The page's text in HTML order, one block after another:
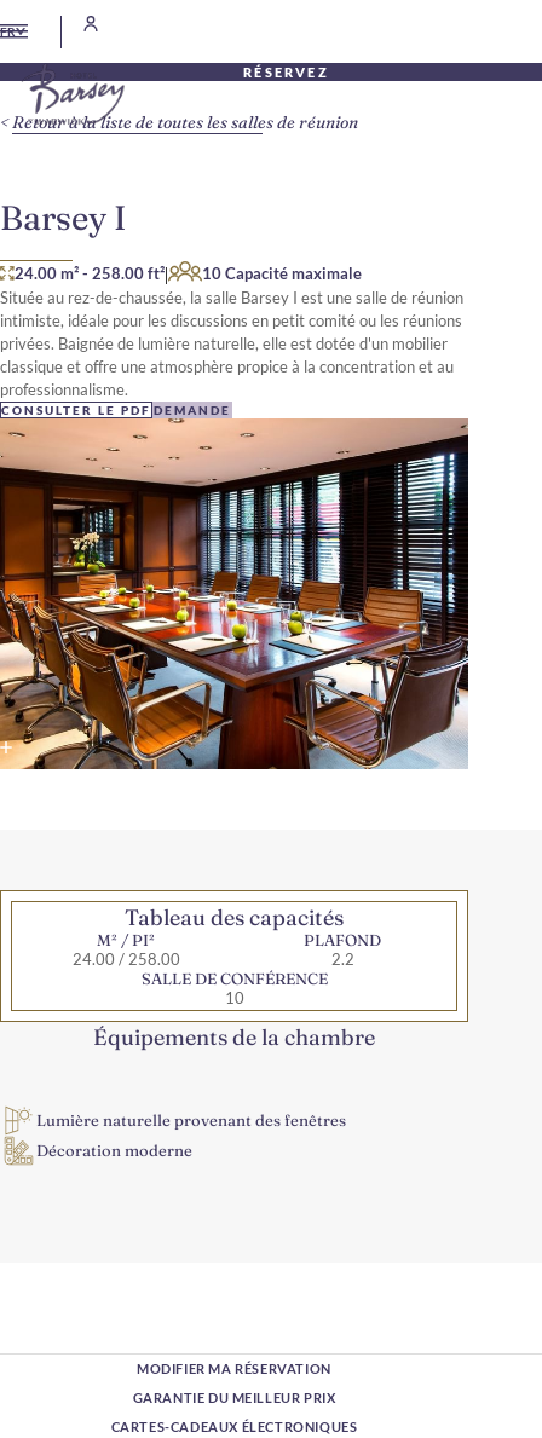
FR
RÉSERVEZ
Barsey I
24.00 m²- 258.00 ft²|
10 Capacité maximale
Située au rez-de-chaussée, la salle Barsey I est une salle de réunion
intimiste, idéale pour les discussions en petit comité ou les réunions
privées. Baignée de lumière naturelle, elle est dotée d'un mobilier
classique et offre une atmosphère propice à la concentration et au
professionnalisme.
CONSULTER LE PDF DEMANDE
Retour à la liste de toutes les salles de réunion
Tableau des capacités
M² / PI²
24.00 / 258.00
PLAFOND
2.2
SALLE DE CONFÉRENCE
10
Équipements de la chambre
Lumière naturelle provenant des fenêtres
Décoration moderne
MODIFIER MA RÉSERVATION
GARANTIE DU MEILLEUR PRIX
CARTES-CADEAUX ÉLECTRONIQUES